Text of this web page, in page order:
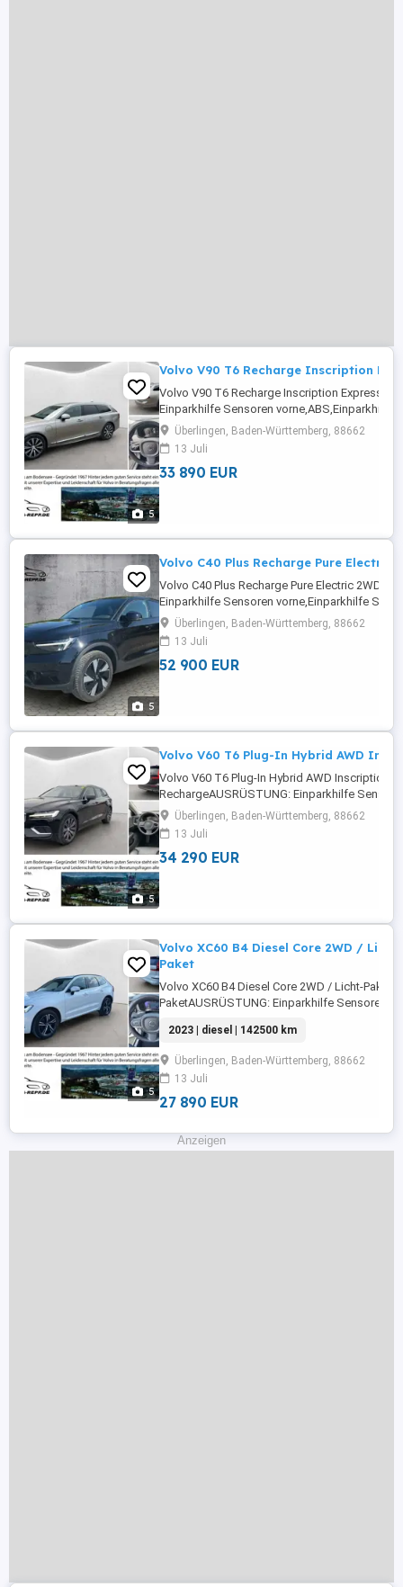
5
Volvo V90 T6 Recharge Inscription
Volvo V90 T6 Recharge Inscription Expression
Einparkhilfe Sensoren vorne,ABS,Einparkhilfe
hinten,Fahrerairbag,Einparkhilfe
Frontscheibe,Beheizbares
Radio,Elektrische ...
Überlingen, Baden-Württemberg, 88662
13 Juli
33 890 EUR
5
Volvo C40 Plus Recharge Pure Electric
Volvo C40 Plus Recharge Pure Electric
Einparkhilfe Sensoren vorne,Einparkhilfe
hinten,ABS,Einparkhilfe
Lenkrad,Berganfahrassistent,Radio,DAB-
Heckklappe,Servolenkung,LED-
Überlingen, Baden-Württemberg, 88662
13 Juli
52 900 EUR
5
Volvo V60 T6 Plug-In Hybrid AWD
Volvo V60 T6 Plug-In Hybrid AWD Inscription
RechargeAUSRÜSTUNG: Einparkhilfe
vorne,ABS,Einparkhilfe Sensoren
Rückfahrkamera,Beifahrerairbag,Einparkhilfe
Lenkrad,Berganfahrassistent,Radio,DAB-
Überlingen, Baden-Württemberg, 88662
13 Juli
34 290 EUR
5
Volvo XC60 B4 Diesel Core 2WD /
Paket
Volvo XC60 B4 Diesel Core 2WD / Licht-Paket /
PaketAUSRÜSTUNG: Einparkhilfe Sensoren
Lenkrad,Berganfahrassistent,Radio,DAB-
Heckklappe,Servolenkung,Elektrische ...
2023 | diesel | 142500 km
Überlingen, Baden-Württemberg, 88662
13 Juli
27 890 EUR
Anzeigen